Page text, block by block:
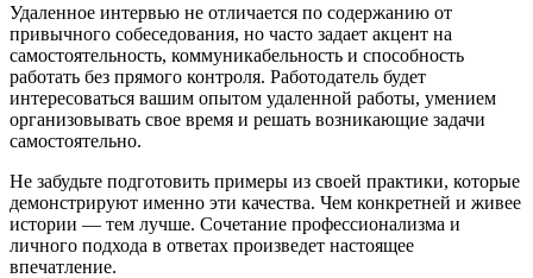
Удаленное интервью не отличается по содержанию от
привычного собеседования, но часто задает акцент на
самостоятельность, коммуникабельность и способность
работать без прямого контроля. Работодатель будет
интересоваться вашим опытом удаленной работы, умением
организовывать свое время и решать возникающие задачи
самостоятельно.
Не забудьте подготовить примеры из своей практики, которые
демонстрируют именно эти качества. Чем конкретней и живее
истории — тем лучше. Сочетание профессионализма и
личного подхода в ответах произведет настоящее
впечатление.